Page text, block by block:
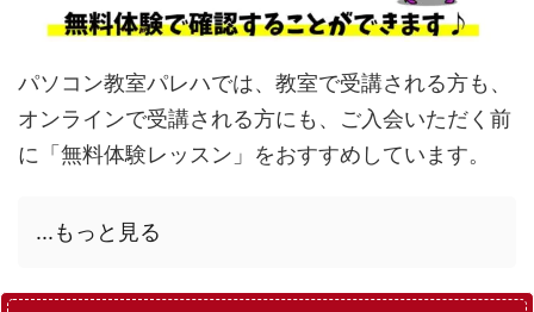
パソコン教室パレハでは、教室で受講される方も、
オンラインで受講される方にも、ご入会いただく前
に「無料体験レッスン」をおすすめしています。
...もっと見る